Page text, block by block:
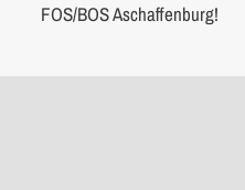
FOS/BOS Aschaffenburg!